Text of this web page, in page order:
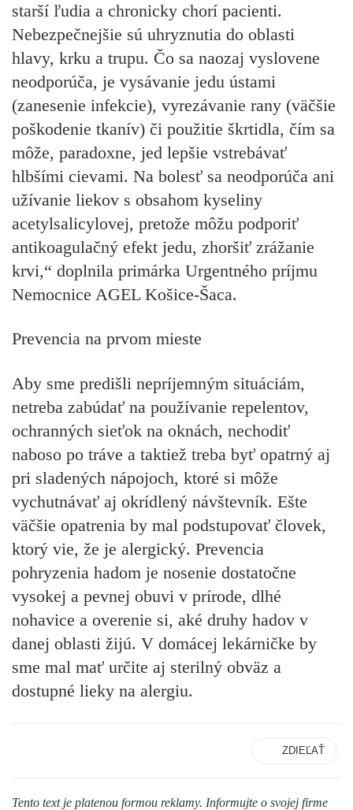
starší ľudia a chronicky chorí pacienti.
Nebezpečnejšie sú uhryznutia do oblasti
hlavy, krku a trupu. Čo sa naozaj vyslovene
neodporúča, je vysávanie jedu ústami
(zanesenie infekcie), vyrezávanie rany (väčšie
poškodenie tkanív) či použitie škrtidla, čím sa
môže, paradoxne, jed lepšie vstrebávať
hlbšími cievami. Na bolesť sa neodporúča ani
užívanie liekov s obsahom kyseliny
acetylsalicylovej, pretože môžu podporiť
antikoagulačný efekt jedu, zhoršiť zrážanie
krvi,“ doplnila primárka Urgentného príjmu
Nemocnice AGEL Košice-Šaca.
Prevencia na prvom mieste
Aby sme predišli nepríjemným situáciám,
netreba zabúdať na používanie repelentov,
ochranných sieťok na oknách, nechodiť
naboso po tráve a taktiež treba byť opatrný aj
pri sladených nápojoch, ktoré si môže
vychutnávať aj okrídlený návštevník. Ešte
väčšie opatrenia by mal podstupovať človek,
ktorý vie, že je alergický. Prevencia
pohryzenia hadom je nosenie dostatočne
vysokej a pevnej obuvi v prírode, dlhé
nohavice a overenie si, aké druhy hadov v
danej oblasti žijú. V domácej lekárničke by
sme mal mať určite aj sterilný obväz a
dostupné lieky na alergiu.
ZDIEĽAŤ
Tento text je platenou formou reklamy. Informujte o svojej firme